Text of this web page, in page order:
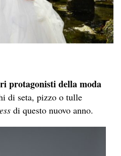
protagonisti della moda
di seta, pizzo o tulle
di questo nuovo anno.